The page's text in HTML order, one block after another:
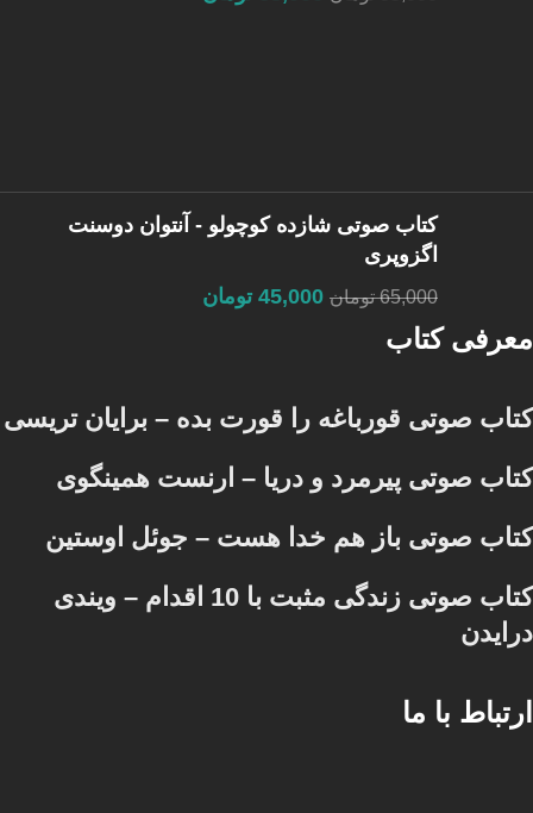
کتاب صوتی شازده کوچولو - آنتوان دوسنت
اگزوپری
65,000 تومان 45,000 تومان
معرفی کتاب
کتاب صوتی قورباغه را قورت بده – برایان تریسی
کتاب صوتی پیرمرد و دریا – ارنست همینگوی
کتاب صوتی باز هم خدا هست – جوئل اوستین
کتاب صوتی زندگی مثبت با 10 اقدام – ویندی
درایدن
ارتباط با ما